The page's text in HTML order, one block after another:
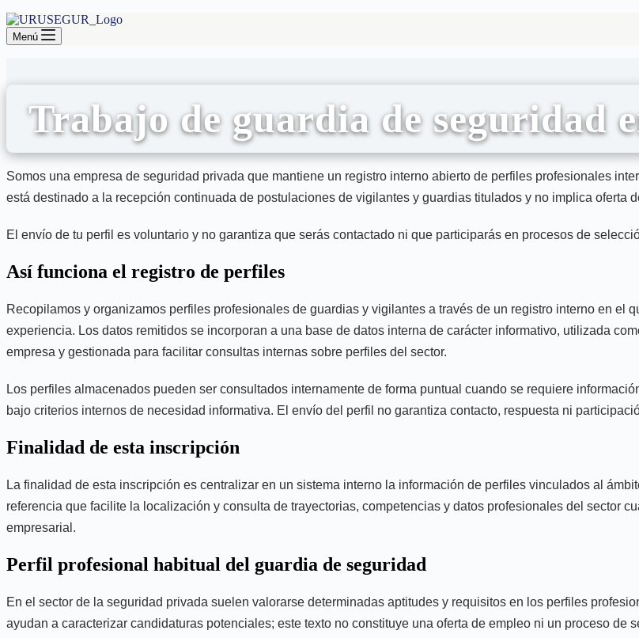
Menú
Trabajo de guardia de seguridad
Somos una empresa de seguridad privada que mantiene un registro interno abierto de perfiles profesionales
está destinado a la recepción continuada de postulaciones de vigilantes y guardias titulados y no implica oferta
El envío de tu perfil es voluntario y no garantiza que serás contactado ni que participarás en procesos de
Así funciona el registro de perfiles
Recopilamos y organizamos perfiles profesionales de guardias y vigilantes a través de un registro interno en el
experiencia. Los datos remitidos se incorporan a una base de datos interna de carácter informativo, utilizada
empresa y gestionada para facilitar consultas internas sobre perfiles del sector.
Los perfiles almacenados pueden ser consultados internamente de forma puntual cuando se requiere
bajo criterios internos de necesidad informativa. El envío del perfil no garantiza contacto, respuesta ni
Finalidad de esta inscripción
La finalidad de esta inscripción es centralizar en un sistema interno la información de perfiles vinculados al
referencia que facilite la localización y consulta de trayectorias, competencias y datos profesionales del sector
empresarial.
Perfil profesional habitual del guardia de seguridad
En el sector de la seguridad privada suelen valorarse determinadas aptitudes y requisitos en los perfiles
ayudan a caracterizar candidaturas potenciales; este texto no constituye una oferta de empleo ni un proceso de